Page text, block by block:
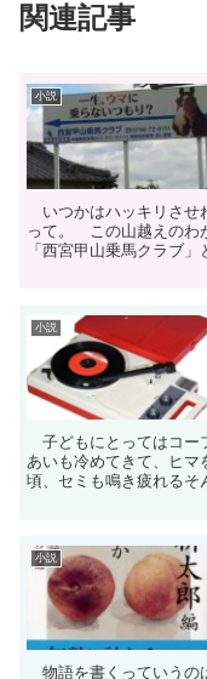
関連記事
小説
いつかはハッキリさせ
って。 この山越えのわ
「西宮甲山乗馬クラブ
小説
子どもにとってはコー
あいも冷めてきて、ヒ
頃、セミも鳴き疲れる
小説
物語を書くっていうの